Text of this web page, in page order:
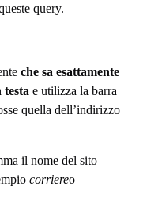
query.
che sa esattamente
testae utilizza la barra
quella dell’indirizzo
il nome del sito
corriereo